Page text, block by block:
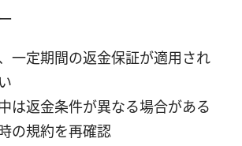
一定期間の返金保証が適用され
は返金条件が異なる場合がある
の規約を再確認